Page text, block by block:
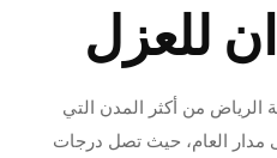
للعزل
الرياض من أكثر المدن التي
مدار العام، حيث تصل درجات